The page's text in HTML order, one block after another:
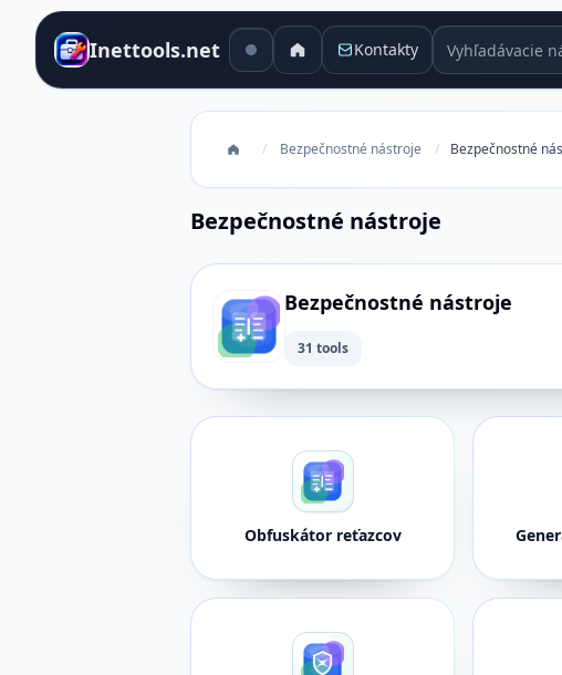
Inettools.net Kontakty Vyhľadávacie
/ Bezpečnostné nástroje / Bezpečnostné
Bezpečnostné nástroje
Bezpečnostné nástroje
31 tools
Obfuskátor reťazcov